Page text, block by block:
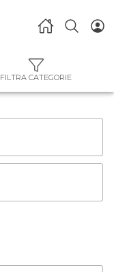
FILTRA CATEGORIE